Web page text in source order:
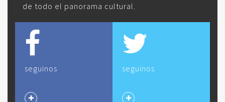
de todo el panorama cultural.
seguinos seguinos